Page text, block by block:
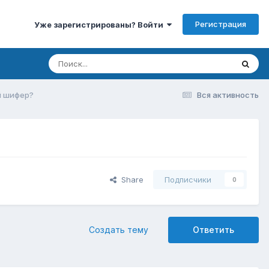
Уже зарегистрированы? Войти Регистрация
Вся активность
шифер?
Share Подписчики 0
Ответить
Создать тему